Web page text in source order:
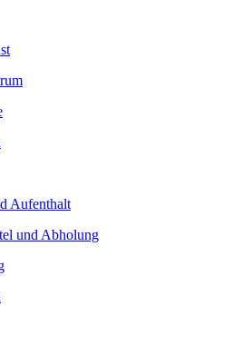
Aufenthalt
und Abholung